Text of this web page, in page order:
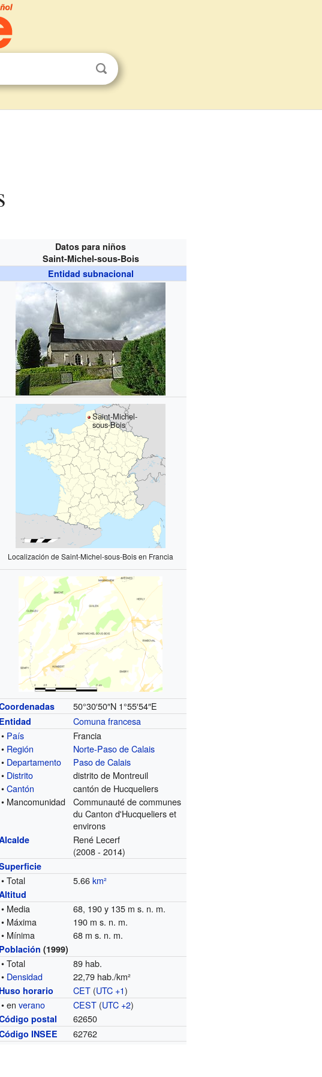
Datos para niños
Saint-Michel-sous-Bois
Entidad subnacional
Saint-Michel-
sous-Bois
Localización de Saint-Michel-sous-Bois en Francia
50°30′50″N 1°55′54″E
Entidad
Comuna francesa
• País
Francia
• Región
Norte-Paso de Calais
• Departamento
Paso de Calais
• Distrito
distrito de Montreuil
•Cantón
cantón de Hucqueliers
• Mancomunidad
Communauté de communes
du Canton d'Hucqueliers et
environs
René Lecerf
(2008 - 2014)
• Total 5.66km²
• Media
68, 190 y 135 m s. n. m.
• Máxima
190 m s. n. m.
• Mínima
68 m s. n. m.
Población (1999)
• Total
89 hab.
• Densidad 22,79 hab./km²
Huso horario CET (UTC +1)
• enverano CEST (UTC +2)
postal 62650
INSEE 62762